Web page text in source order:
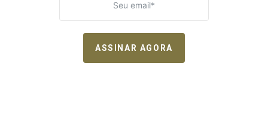
ASSINAR AGORA